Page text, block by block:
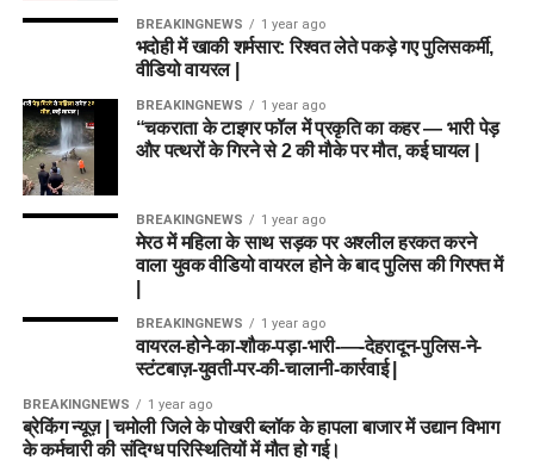
BREAKINGNEWS 1 year ago
भदोही में खाकी शर्मसार: रिश्वत लेते पकड़े गए पुलिसकर्मी,
वीडियो वायरल |
BREAKINGNEWS 1 year ago
“चकराता के टाइगर फॉल में प्रकृति का कहर — भारी पेड़
और पत्थरों के गिरने से 2 की मौके पर मौत, कई घायल |
BREAKINGNEWS 1 year ago
मेरठ में महिला के साथ सड़क पर अश्लील हरकत करने
वाला युवक वीडियो वायरल होने के बाद पुलिस की गिरफ्त में
BREAKINGNEWS 1 year ago
वायरल-होने-का-शौक-पड़ा-भारी-—-देहरादून-पुलिस-ने-
स्टंटबाज़-युवती-पर-की-चालानी-कार्रवाई |
BREAKINGNEWS 1 year ago
ब्रेकिंग न्यूज़ | चमोली जिले के पोखरी ब्लॉक के हापला बाजार में उद्यान विभाग
के कर्मचारी की संदिग्ध परिस्थितियों में मौत हो गई।